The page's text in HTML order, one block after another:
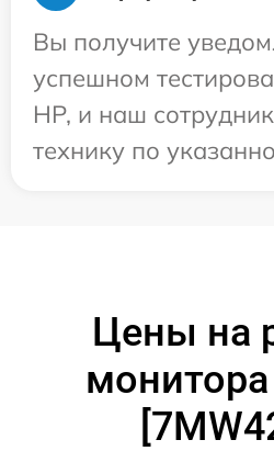
Вы получите
успешном
HP, и наш
технику по
Цены на